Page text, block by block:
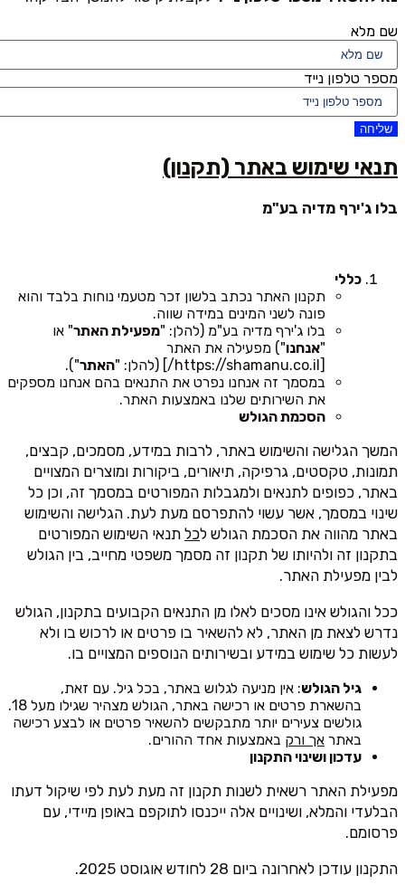
שם מלא
מספר טלפון נייד
שליחה
תנאי שימוש באתר (תקנון)
בלו ג'ירף מדיה בע"מ
כללי
תקנון האתר נכתב בלשון זכר מטעמי נוחות בלבד והוא
פונה לשני המינים במידה שווה.
בלו ג'ירף מדיה בע"מ (להלן: "מפעילת האתר" או
"אנחנו") מפעילה את האתר
[https://shamanu.co.il/] (להלן: "
האתר").
במסמך זה אנחנו נפרט את התנאים בהם אנחנו מספקים
את השירותים שלנו באמצעות האתר.
הסכמת הגולש
המשך הגלישה והשימוש באתר, לרבות במידע, מסמכים, קבצים,
תמונות, טקסטים, גרפיקה, תיאורים, ביקורות ומוצרים המצויים
באתר, כפופים לתנאים ולמגבלות המפורטים במסמך זה, וכן כל
שינוי במסמך, אשר עשוי להתפרסם מעת לעת. הגלישה והשימוש
באתר מהווה את הסכמת הגולש לכל תנאי השימוש המפורטים
בתקנון זה ולהיותו של תקנון זה מסמך משפטי מחייב, בין הגולש
לבין מפעילת האתר.
ככל והגולש אינו מסכים לאלו מן התנאים הקבועים בתקנון, הגולש
נדרש לצאת מן האתר, לא להשאיר בו פרטים או לרכוש בו ולא
לעשות כל שימוש במידע ובשירותים הנוספים המצויים בו.
גיל הגולש: אין מניעה לגלוש באתר, בכל גיל. עם זאת,
בהשארת פרטים או רכישה באתר, הגולש מצהיר שגילו מעל 18.
גולשים צעירים יותר מתבקשים להשאיר פרטים או לבצע רכישה
באתר אך ורק באמצעות אחד ההורים.
עדכון ושינוי התקנון
מפעילת האתר רשאית לשנות תקנון זה מעת לעת לפי שיקול דעתו
הבלעדי והמלא, ושינויים אלה ייכנסו לתוקפם באופן מיידי, עם
פרסומם.
התקנון עודכן לאחרונה ביום 28 לחודש אוגוסט 2025.